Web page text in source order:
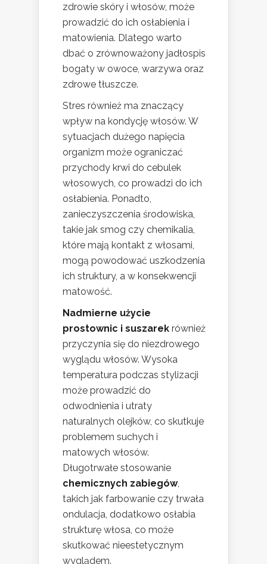
zdrowie skóry i włosów, może
prowadzić do ich osłabienia i
matowienia. Dlatego warto
dbać o zrównoważony jadłospis
bogaty w owoce, warzywa oraz
zdrowe tłuszcze.
Stres również ma znaczący
wpływ na kondycję włosów. W
sytuacjach dużego napięcia
organizm może ograniczać
przychody krwi do cebulek
włosowych, co prowadzi do ich
osłabienia. Ponadto,
zanieczyszczenia środowiska,
takie jak smog czy chemikalia,
które mają kontakt z włosami,
mogą powodować uszkodzenia
ich struktury, a w konsekwencji
matowość.
Nadmierne użycie
prostownic i suszarek również
przyczynia się do niezdrowego
wyglądu włosów. Wysoka
temperatura podczas stylizacji
może prowadzić do
odwodnienia i utraty
naturalnych olejków, co skutkuje
problemem suchych i
matowych włosów.
Długotrwałe stosowanie
chemicznych zabiegów,
takich jak farbowanie czy trwała
ondulacja, dodatkowo osłabia
strukturę włosa, co może
skutkować nieestetycznym
wyglądem.